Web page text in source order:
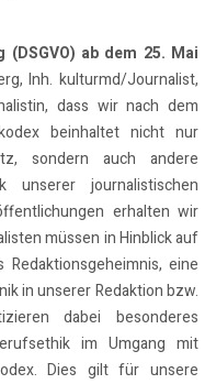
ab dem 25. Mai
Inh. kulturmd/Journalist,
dass wir nach dem
beinhaltet nicht nur
sondern auch andere
unserer journalistischen
erhalten wir
müssen in Hinblick auf
eine
in unserer Redaktion bzw.
dabei besonderes
im Umgang mit
Dies gilt für unsere